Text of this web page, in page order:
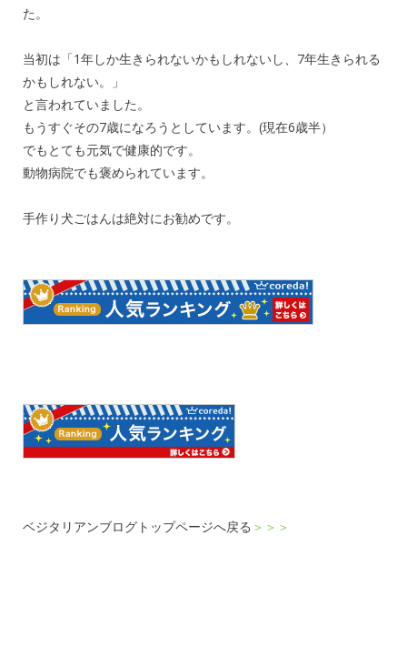
た。
当初は「1年しか生きられないかもしれないし、7年生きられる
かもしれない。」
と言われていました。
もうすぐその7歳になろうとしています。(現在6歳半）
でもとても元気で健康的です。
動物病院でも褒められています。
手作り犬ごはんは絶対にお勧めです。
ベジタリアンブログトップページへ戻る ＞＞＞